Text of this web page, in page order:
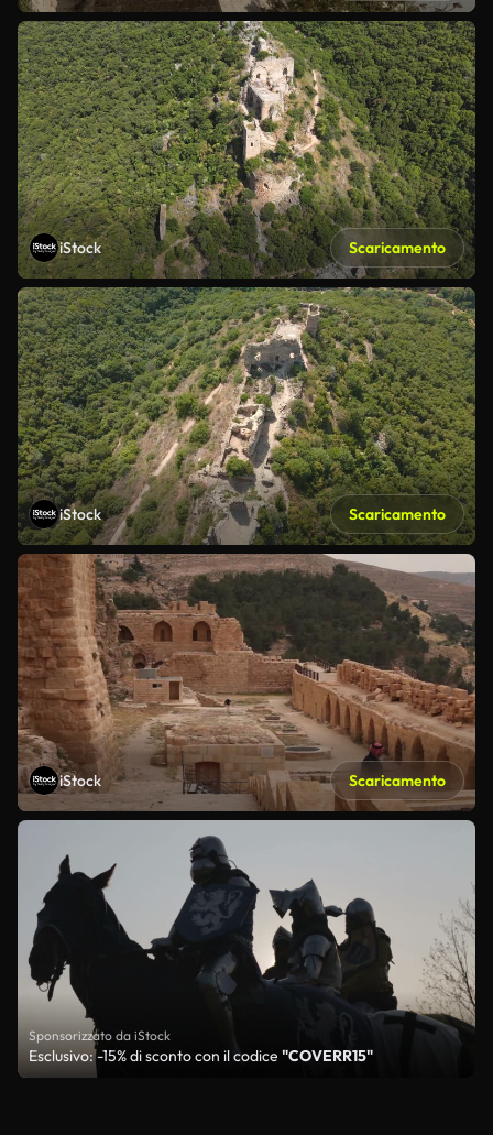
iStock Scaricamento
iStock Scaricamento
iStock Scaricamento
Sponsorizzato da iStock
Esclusivo: -15% di sconto con il codice "COVERR15"